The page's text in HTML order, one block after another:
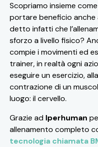
Scopriamo insieme
portare beneficio anche
detto infatti che
sforzo a livello fisico?
compie i movimenti ed
trainer, in realtà ogni
eseguire un esercizio,
contrazione di un
luogo: il cervello.
Grazie ad Iperhuman
allenamento completo
tecnologia chiamata